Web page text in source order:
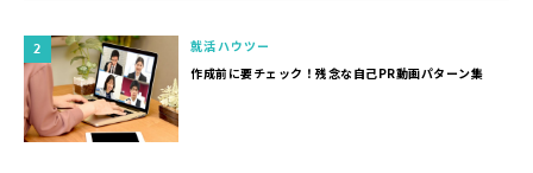
就活ハウツー
作成前に要チェック！残念な自己PR動画パターン集